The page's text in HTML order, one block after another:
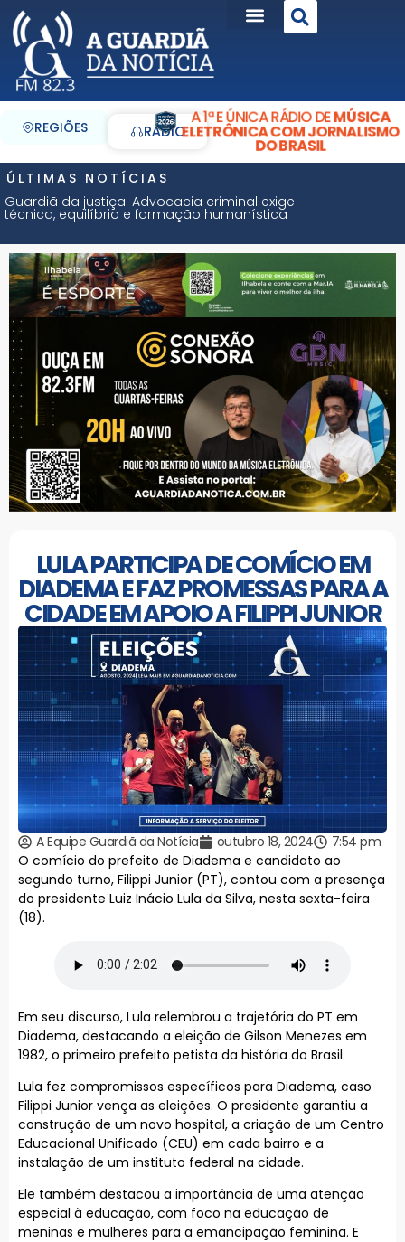
REGIÕES RÁDIO
A 1ª E ÚNICA RÁDIO DEMÚSICA
ELETRÔNICA COM JORNALISMO
DO BRASIL
ÚLTIMAS NOTÍCIAS
Guardiã da justiça: Advocacia criminal exige
técnica, equilíbrio e formação humanística
LULA PARTICIPA DE COMÍCIO EM
DIADEMA E FAZ PROMESSAS PARA A
CIDADE EM APOIO A FILIPPI JUNIOR
A Equipe Guardiã da Notícia outubro 18, 2024
7:54 pm
O comício do prefeito de Diadema e candidato ao
segundo turno, Filippi Junior (PT), contou com a presença
do presidente Luiz Inácio Lula da Silva, nesta sexta-feira
(18).
Em seu discurso, Lula relembrou a trajetória do PT em
Diadema, destacando a eleição de Gilson Menezes em
1982, o primeiro prefeito petista da história do Brasil.
Lula fez compromissos específicos para Diadema, caso
Filippi Junior vença as eleições. O presidente garantiu a
construção de um novo hospital, a criação de um Centro
Educacional Unificado (CEU) em cada bairro e a
instalação de um instituto federal na cidade.
Ele também destacou a importância de uma atenção
especial à educação, com foco na educação de
meninas e mulheres para a emancipação feminina. E